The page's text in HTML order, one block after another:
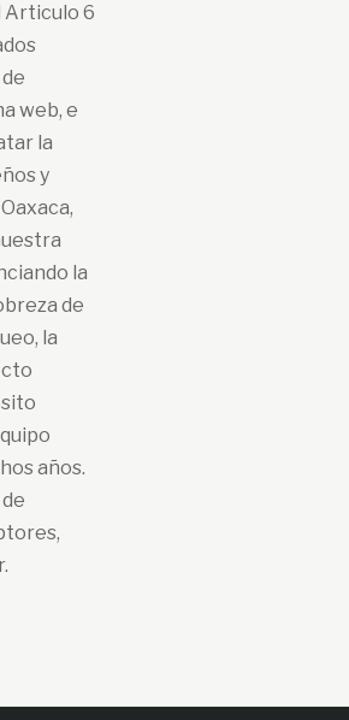
Articulo 6
web, e
la
y
la
de
la
años.